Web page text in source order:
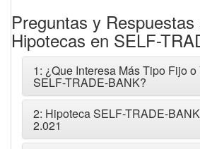
Preguntas y Respuestas
Hipotecas en SELF-
1: ¿Que Interesa Más Tipo Fijo
SELF-TRADE-BANK?
2: Hipoteca SELF-TRADE-
2.021